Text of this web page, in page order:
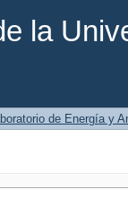
la
de Energía y